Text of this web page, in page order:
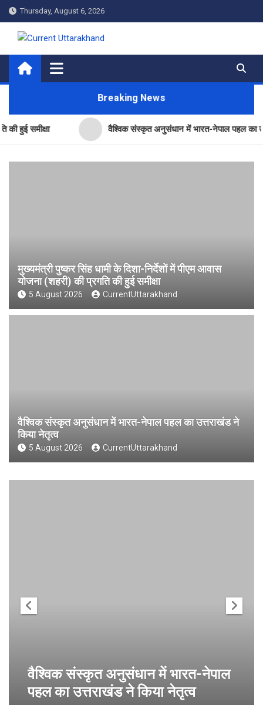
Skip
to
content
Thursday, August 6, 2026
Current Uttarakhand
Breaking News
वैश्विक संस्कृत अनुसंधान में भारत-नेपाल पहल का उत्तराखंड
मुख्यमंत्री पुष्कर सिंह धामी के दिशा-निर्देशों में पीएम आवास
योजना (शहरी) की प्रगति की हुई समीक्षा
5 August 2026 CurrentUttarakhand
वैश्विक संस्कृत अनुसंधान में भारत-नेपाल पहल का उत्तराखंड ने
किया नेतृत्व
5 August 2026 CurrentUttarakhand
वैश्विक संस्कृत अनुसंधान में भारत-नेपाल
पहल का उत्तराखंड ने किया नेतृत्व